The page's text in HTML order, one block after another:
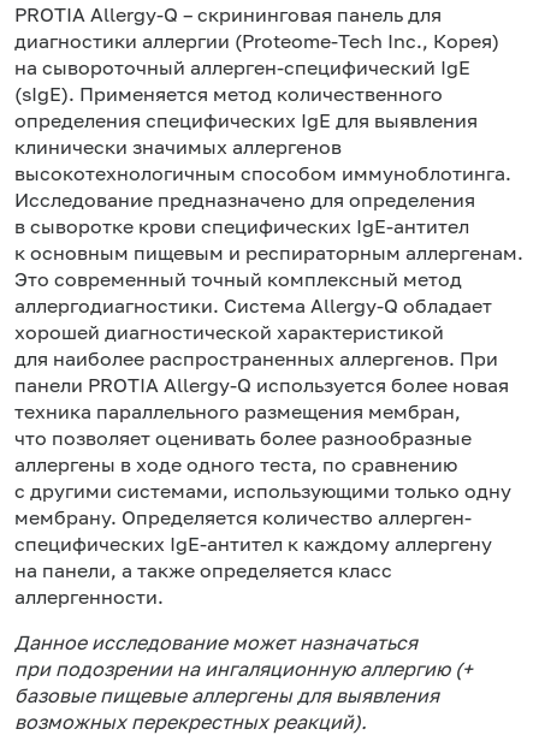
PROTIA Allergy-Q – скрининговая панель для
диагностики аллергии (Proteome-Tech Inc., Корея)
на сывороточный аллерген-специфический IgE
(sIgE). Применяется метод количественного
определения специфических IgE для выявления
клинически значимых аллергенов
высокотехнологичным способом иммуноблотинга.
Исследование предназначено для определения
в сыворотке крови специфических IgE-антител
к основным пищевым и респираторным аллергенам.
Это современный точный комплексный метод
аллергодиагностики. Система Allergy-Q обладает
хорошей диагностической характеристикой
для наиболее распространенных аллергенов. При
панели PROTIA Allergy-Q используется более новая
техника параллельного размещения мембран,
что позволяет оценивать более разнообразные
аллергены в ходе одного теста, по сравнению
с другими системами, использующими только одну
мембрану. Определяется количество аллерген-
специфических IgE-антител к каждому аллергену
на панели, а также определяется класс
аллергенности.
Данное исследование может назначаться
при подозрении на ингаляционную аллергию (+
базовые пищевые аллергены для выявления
возможных перекрестных реакций).